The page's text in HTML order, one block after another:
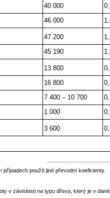
40 000
46 000
47 200
45 190
13 800
16 800
7 400 – 10 700
1 000
3 600
použít jiné převodní koeficienty.
v závislosti na typu dřeva, který je v